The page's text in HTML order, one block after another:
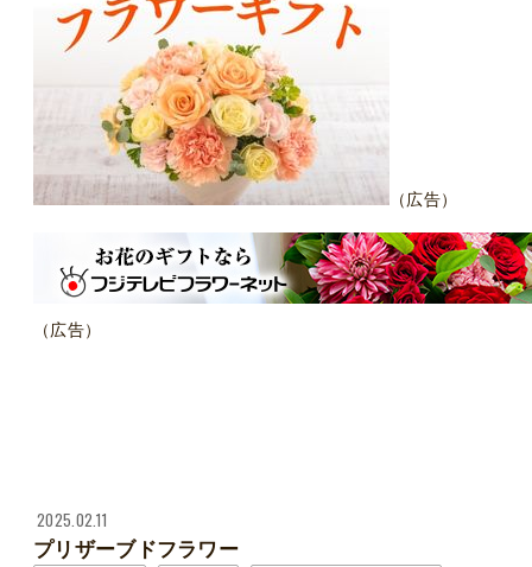
（広告）
（広告）
2025.02.11
プリザーブドフラワー